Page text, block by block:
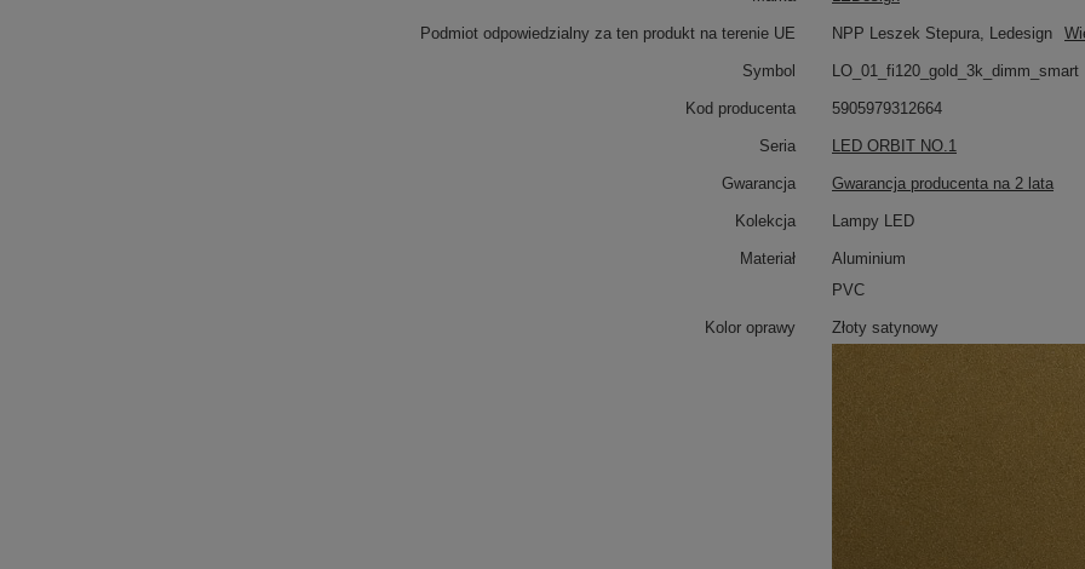
Podmiot odpowiedzialny za ten produkt na terenie UE NPP Leszek Stepura, Ledesign
Symbol LO_01_fi120_gold_3k_dimm_smart
Kod producenta 5905979312664
Seria LED ORBIT NO.1
Gwarancja Gwarancja producenta na 2 lata
Kolekcja Lampy LED
Materiał
Aluminium
PVC
Kolor oprawy Złoty satynowy